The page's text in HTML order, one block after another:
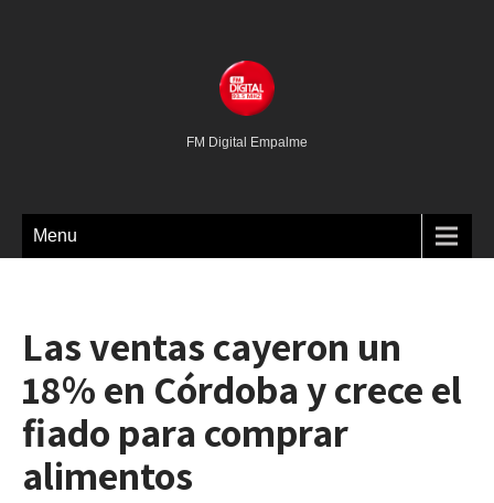
FM Digital Empalme
Menu
Las ventas cayeron un
18% en Córdoba y crece el
fiado para comprar
alimentos